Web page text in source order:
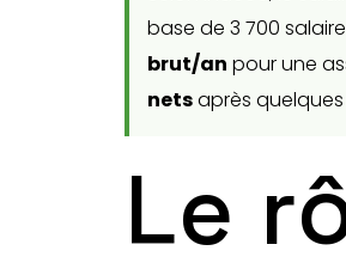
base de 3 700
brut/an pour une
netsaprès quelques
Le